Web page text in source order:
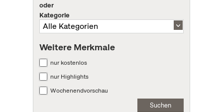
oder
Kategorie
Weitere Merkmale
nur kostenlos
nur Highlights
Wochenendvorschau
Suchen